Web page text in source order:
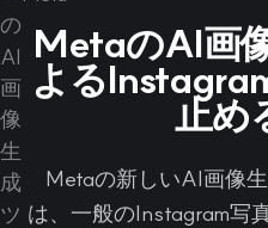
MetaのAI画
よる
止め
Metaの新しいAI画像
は、一般のInstagram写